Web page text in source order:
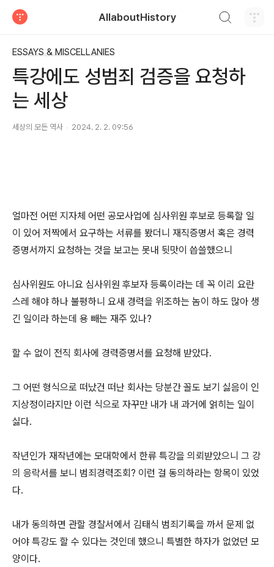
AllaboutHistory
ESSAYS & MISCELLANIES
특강에도 성범죄 검증을 요청하
는 세상
세상의 모든 역사 2024. 2. 2. 09:56
얼마전 어떤 지자체 어떤 공모사업에 심사위원 후보로 등록할 일
이 있어 저짝에서 요구하는 서류를 봤더니 재직증명서 혹은 경력
증명서까지 요청하는 것을 보고는 못내 뒷맛이 씁쓸했으니
심사위원도 아니요 심사위원 후보자 등록이라는 데 꼭 이리 요란
스레 해야 하나 불평하니 요새 경력을 위조하는 놈이 하도 많아 생
긴 일이라 하는데 용 빼는 재주 있나?
할 수 없이 전직 회사에 경력증명서를 요청해 받았다.
그 어떤 형식으로 떠났건 떠난 회사는 당분간 꼴도 보기 싫음이 인
지상정이라지만 이런 식으로 자꾸만 내가 내 과거에 얽히는 일이
싫다.
작년인가 재작년에는 모대학에서 한류 특강을 의뢰받았으니 그 강
의 응락서를 보니 범죄경력조회? 이런 걸 동의하라는 항목이 있었
다.
내가 동의하면 관할 경찰서에서 김태식 범죄기록을 까서 문제 없
어야 특강도 할 수 있다는 것인데 했으니 특별한 하자가 없었던 모
양이다.